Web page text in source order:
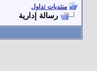
منتديات تداول
رسالة إدارية